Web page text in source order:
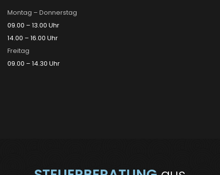
Montag – Donnerstag
09.00 – 13.00 Uhr
14.00 – 16.00 Uhr
Freitag
09.00 – 14.30 Uhr